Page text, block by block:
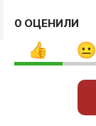
0 ОЦЕНИЛИ